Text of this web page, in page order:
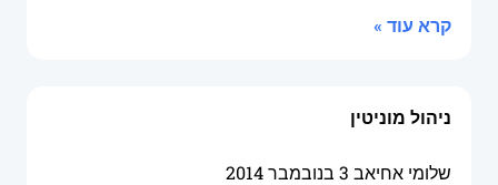
קרא עוד »
ניהול מוניטין
שלומי אחיאב 3 בנובמבר 2014